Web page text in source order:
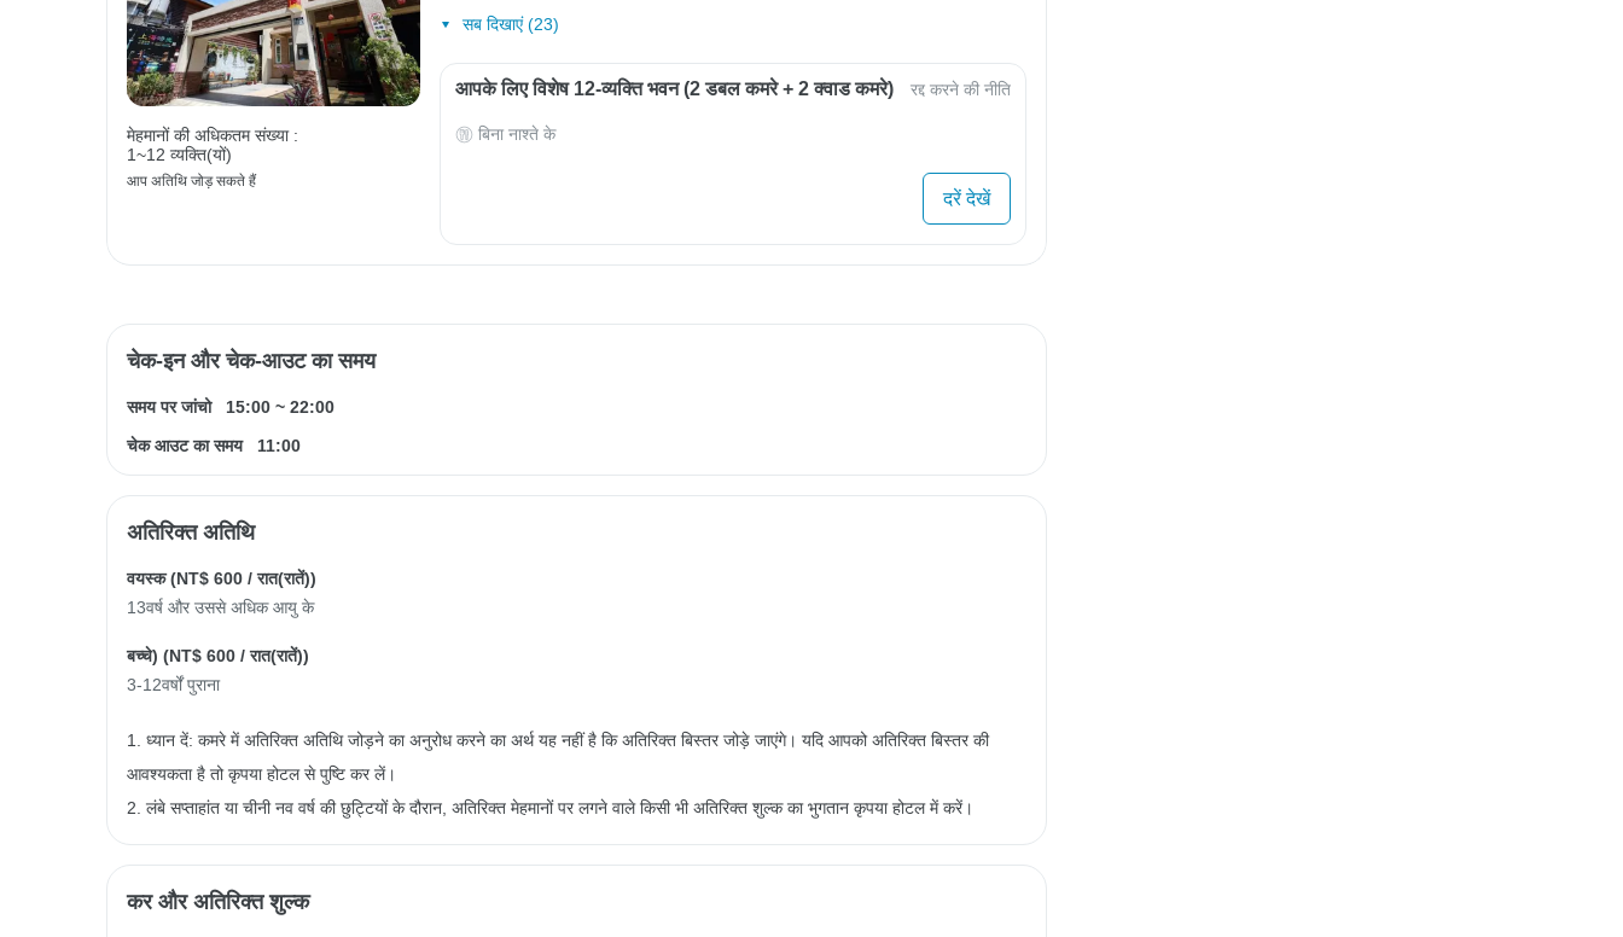
मेहमानों की अधिकतम संख्या :
1~12 व्यक्ति(यों)
आप अतिथि जोड़ सकते हैं
सब दिखाएं (23)
आपके लिए विशेष 12-व्यक्ति भवन (2 डबल कमरे + 2 क्वाड कमरे) रद्द करने की नीति
बिना नाश्ते के
दरें देखें
चेक-इन और चेक-आउट का समय
समय पर जांचो 15:00 ~ 22:00
चेक आउट का समय
11:00
अतिरिक्त अतिथि
वयस्क (NT$ 600 / रात(रातें))
13वर्ष और उससे अधिक आयु के
बच्चे) (NT$ 600 / रात(रातें))
3-12वर्षों पुराना
1. ध्यान दें: कमरे में अतिरिक्त अतिथि जोड़ने का अनुरोध करने का अर्थ यह नहीं है कि अतिरिक्त बिस्तर जोड़े जाएंगे। यदि आपको अतिरिक्त बिस्तर की
आवश्यकता है तो कृपया होटल से पुष्टि कर लें।
2. लंबे सप्ताहांत या चीनी नव वर्ष की छुट्टियों के दौरान, अतिरिक्त मेहमानों पर लगने वाले किसी भी अतिरिक्त शुल्क का भुगतान कृपया होटल में करें।
कर और अतिरिक्त शुल्क